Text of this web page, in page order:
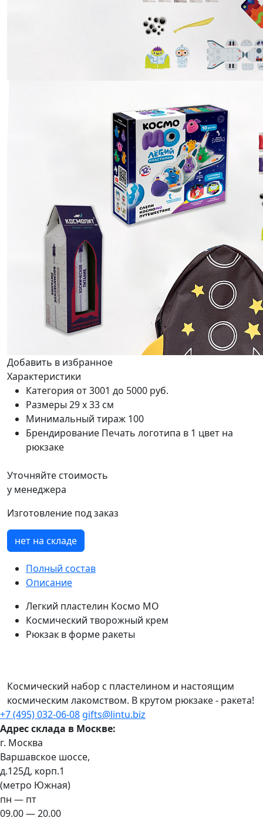
Добавить в избранное
Характеристики
Категория от 3001 до 5000 руб.
Размеры 29 х 33 см
Минимальный тираж 100
Брендирование Печать логотипа в 1 цвет на
рюкзаке
Уточняйте стоимость
у менеджера
Изготовление под заказ
нет на складе
Полный состав
Описание
Легкий пластелин Космо МО
Космический творожный крем
Рюкзак в форме ракеты
Космический набор с пластелином и настоящим
космическим лакомством. В крутом рюкзаке - ракета!
+7 (495) 032-06-08 gifts@lintu.biz
Адрес склада в Москве:
г. Москва
Варшавское шоссе,
д.125Д, корп.1
(метро Южная)
пн — пт
09.00 — 20.00